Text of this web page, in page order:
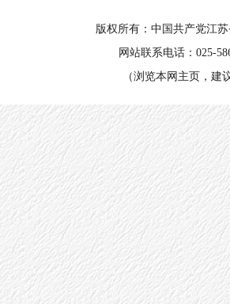
版权所有：中国共产党江
网站联系电话：025-
（浏览本网主页，建